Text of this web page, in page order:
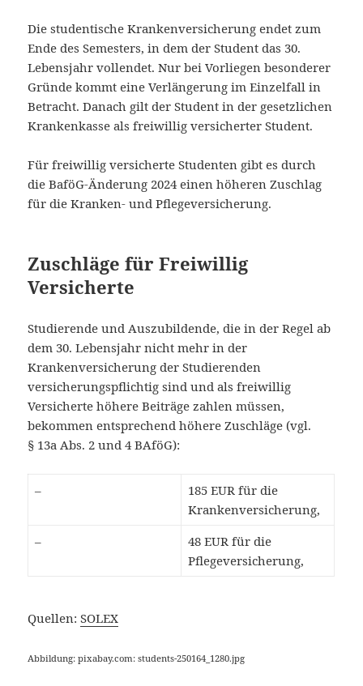
Die studentische Krankenversicherung endet zum
Ende des Semesters, in dem der Student das 30.
Lebensjahr vollendet. Nur bei Vorliegen besonderer
Gründe kommt eine Verlängerung im Einzelfall in
Betracht. Danach gilt der Student in der gesetzlichen
Krankenkasse als freiwillig versicherter Student.
Für freiwillig versicherte Studenten gibt es durch
die BaföG-Änderung 2024 einen höheren Zuschlag
für die Kranken- und Pflegeversicherung.
Zuschläge für Freiwillig
Versicherte
Studierende und Auszubildende, die in der Regel ab
dem 30. Lebensjahr nicht mehr in der
Krankenversicherung der Studierenden
versicherungspflichtig sind und als freiwillig
Versicherte höhere Beiträge zahlen müssen,
bekommen entsprechend höhere Zuschläge (vgl.
§ 13a Abs. 2 und 4 BAföG):
–
185 EUR für die
Krankenversicherung,
–
48 EUR für die
Pflegeversicherung,
Quellen:SOLEX
Abbildung: pixabay.com: students-250164_1280.jpg